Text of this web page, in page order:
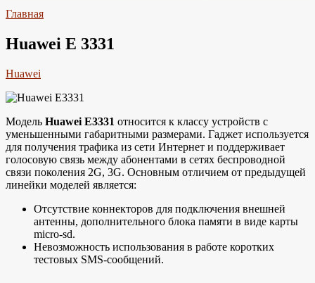
Главная
Huawei E 3331
Huawei
Модель Huawei E3331 относится к классу устройств с
уменьшенными габаритными размерами. Гаджет используется
для получения трафика из сети Интернет и поддерживает
голосовую связь между абонентами в сетях беспроводной
связи поколения 2G, 3G. Основным отличием от предыдущей
линейки моделей является:
Отсутствие коннекторов для подключения внешней
антенны, дополнительного блока памяти в виде карты
micro-sd.
Невозможность использования в работе коротких
тестовых SMS-сообщений.